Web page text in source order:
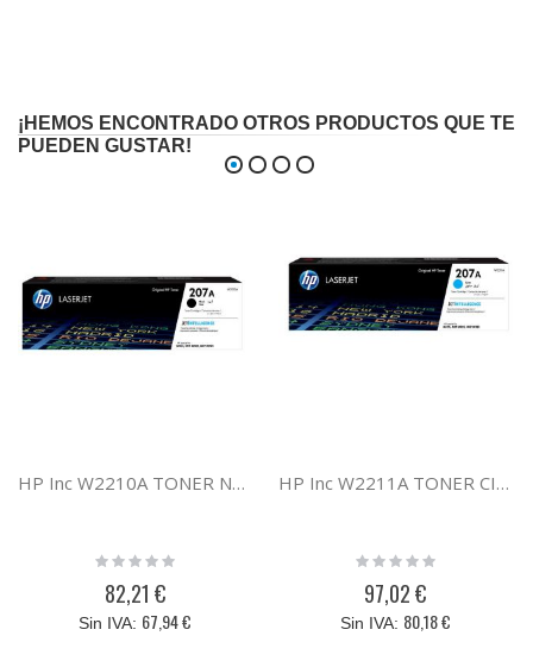
¡HEMOS ENCONTRADO OTROS PRODUCTOS QUE TE
PUEDEN GUSTAR!
HP Inc W2210A TONER NEGRO HP 207A
Rating:
82,21 €
67,94 €
HP Inc W2211A TONER CIAN HP 207A
Rating:
97,02 €
80,18 €